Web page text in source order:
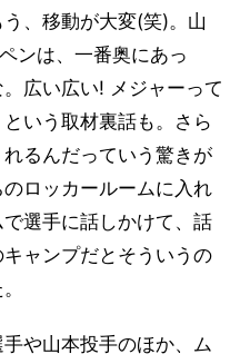
、移動が大変(笑)。山
ンは、一番奥にあっ
広い広い! メジャーって
いう取材裏話も。さら
るんだっていう驚きが
ロッカールームに入れ
選手に話しかけて、話
ャンプだとそういうの
や山本投手のほか、ム